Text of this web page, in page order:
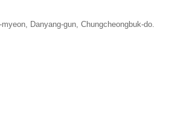
Danyang-gun, Chungcheongbuk-do.